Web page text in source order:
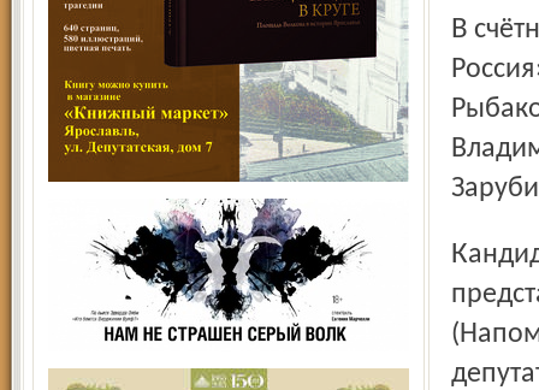
В счётную комиссию вошли Светлана Агашина («Единая
Кандидатуру председателя муниципалитета должна была